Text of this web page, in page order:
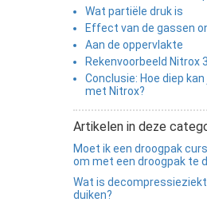
Wat partiële druk is
Effect van de gassen
Aan de oppervlakte
Rekenvoorbeeld Nitrox
Conclusie: Hoe diep kan
met Nitrox?
Artikelen in deze
Moet ik een droogpak
om met een droogpak te
Wat is
duiken?